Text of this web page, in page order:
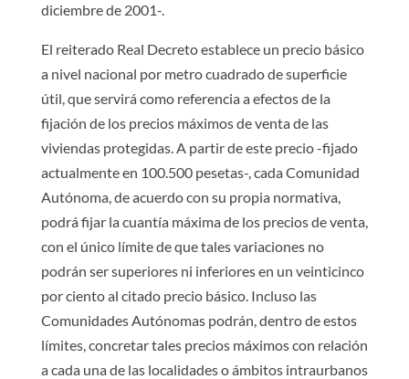
diciembre de 2001-.
El reiterado Real Decreto establece un precio básico
a nivel nacional por metro cuadrado de superficie
útil, que servirá como referencia a efectos de la
fijación de los precios máximos de venta de las
viviendas protegidas. A partir de este precio -fijado
actualmente en 100.500 pesetas-, cada Comunidad
Autónoma, de acuerdo con su propia normativa,
podrá fijar la cuantía máxima de los precios de venta,
con el único límite de que tales variaciones no
podrán ser superiores ni inferiores en un veinticinco
por ciento al citado precio básico. Incluso las
Comunidades Autónomas podrán, dentro de estos
límites, concretar tales precios máximos con relación
a cada una de las localidades o ámbitos intraurbanos